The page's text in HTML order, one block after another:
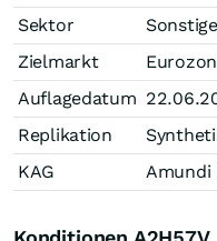
Sektor
Zielmarkt
Auflagedatum
Replikation
KAG
Amundi